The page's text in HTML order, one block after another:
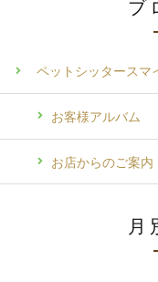
ブ
ペットシッタースマ
お客様アルバム
お店からのご案内
月